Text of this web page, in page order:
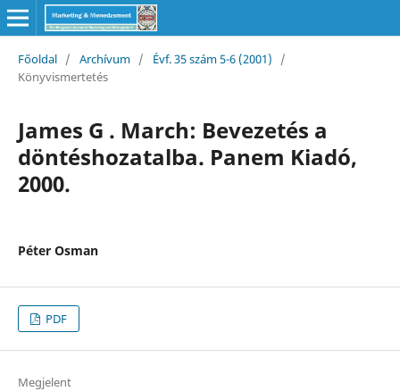
Főoldal / Archívum / Évf. 35 szám 5-6 (2001)
/
Könyvismertetés
James G . March: Bevezetés a
döntéshozatalba. Panem Kiadó,
2000.
Péter Osman
PDF
Megjelent